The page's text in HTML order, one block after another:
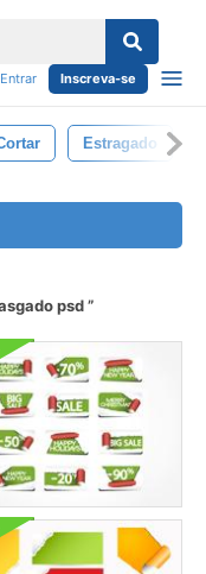
Entrar Inscreva-se
Estragado
psd